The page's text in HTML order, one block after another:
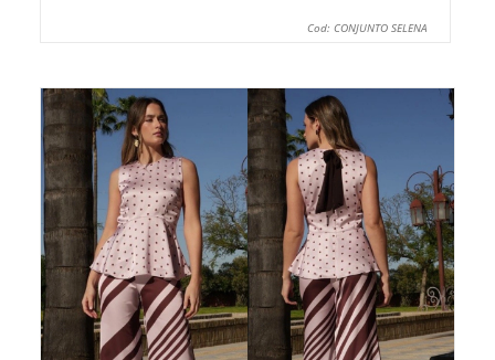
Cod: CONJUNTO SELENA